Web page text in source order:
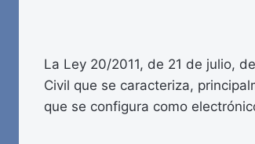
La Ley 20/2011, de 21 de julio,
Civil que se caracteriza,
que se configura como